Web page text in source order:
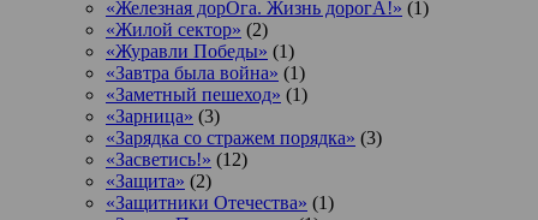
«Железная дорОга. Жизнь дорогА!» (1)
«Жилой сектор» (2)
«Журавли Победы» (1)
«Завтра была война» (1)
«Заметный пешеход» (1)
«Зарница» (3)
«Зарядка со стражем порядка» (3)
«Засветись!» (12)
«Защита» (2)
«Защитники Отечества» (1)